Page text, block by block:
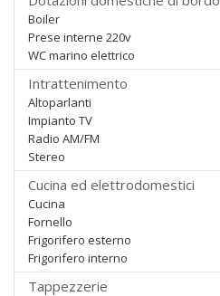
Boiler
Prese interne 220v
WC marino elettrico
Intrattenimento
Altoparlanti
Impianto TV
Radio AM/FM
Stereo
Cucina ed elettrodomestici
Cucina
Fornello
Frigorifero esterno
Frigorifero interno
Tappezzerie